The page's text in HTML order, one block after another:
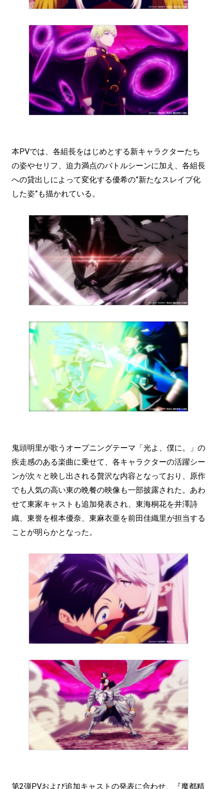
本PVでは、各組長をはじめとする新キャラクターたち
の姿やセリフ、迫力満点のバトルシーンに加え、各組長
への貸出しによって変化する優希の”新たなスレイブ化
した姿”も描かれている。
鬼頭明里が歌うオープニングテーマ「光よ、僕に。」の
疾走感のある楽曲に乗せて、各キャラクターの活躍シー
ンが次々と映し出される贅沢な内容となっており、原作
でも人気の高い東の晩餐の映像も一部披露された。あわ
せて東家キャストも追加発表され、東海桐花を井澤詩
織、東誉を根本優奈、東麻衣亜を前田佳織里が担当する
ことが明らかとなった。
第2弾PVおよび追加キャストの発表に合わせ、『魔都精